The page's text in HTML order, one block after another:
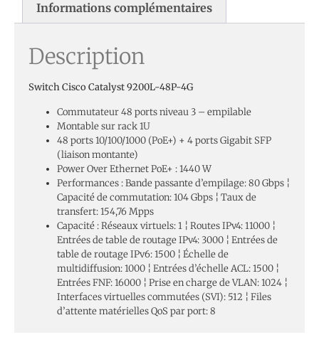
Informations complémentaires
Description
Switch Cisco Catalyst 9200L-48P-4G
Commutateur 48 ports niveau 3 – empilable
Montable sur rack 1U
48 ports 10/100/1000 (PoE+) + 4 ports Gigabit SFP
(liaison montante)
Power Over Ethernet PoE+ : 1440 W
Performances : Bande passante d’empilage: 80 Gbps ¦
Capacité de commutation: 104 Gbps ¦ Taux de
transfert: 154,76 Mpps
Capacité : Réseaux virtuels: 1 ¦ Routes IPv4: 11000 ¦
Entrées de table de routage IPv4: 3000 ¦ Entrées de
table de routage IPv6: 1500 ¦ Échelle de
multidiffusion: 1000 ¦ Entrées d’échelle ACL: 1500 ¦
Entrées FNF: 16000 ¦ Prise en charge de VLAN: 1024 ¦
Interfaces virtuelles commutées (SVI): 512 ¦ Files
d’attente matérielles QoS par port: 8